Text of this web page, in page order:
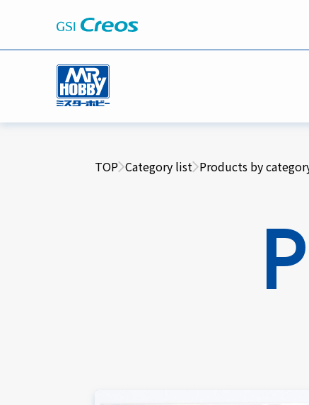
TOP Category list Products by